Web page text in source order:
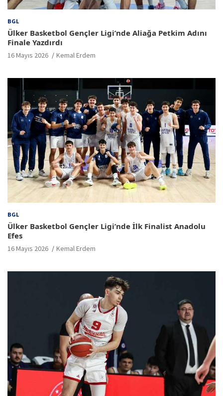
BGL
Ülker Basketbol Gençler Ligi’nde Aliağa Petkim Adını
Finale Yazdırdı
16 Mayıs 2026 Kemal Erdem
BGL
Ülker Basketbol Gençler Ligi’nde İlk Finalist Anadolu
Efes
16 Mayıs 2026 Kemal Erdem